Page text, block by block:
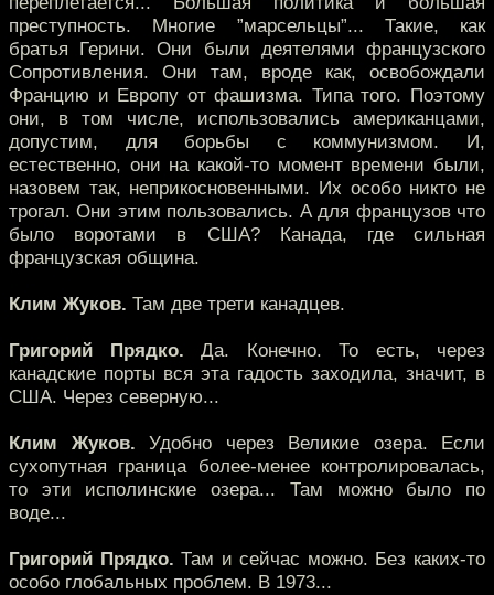
преступность. Многие ”марсельцы”... Такие, как
братья Герини. Они были деятелями французского
Сопротивления. Они там, вроде как, освобождали
Францию и Европу от фашизма. Типа того. Поэтому
они, в том числе, использовались американцами,
допустим, для борьбы с коммунизмом. И,
естественно, они на какой-то момент времени были,
назовем так, неприкосновенными. Их особо никто не
трогал. Они этим пользовались. А для французов что
было воротами в США? Канада, где сильная
французская община.
Клим Жуков. Там две трети канадцев.
Григорий Прядко. Да. Конечно. То есть, через
канадские порты вся эта гадость заходила, значит, в
США. Через северную...
Клим Жуков. Удобно через Великие озера. Если
сухопутная граница более-менее контролировалась,
то эти исполинские озера... Там можно было по
воде...
Григорий Прядко. Там и сейчас можно. Без каких-то
особо глобальных проблем. В 1973...